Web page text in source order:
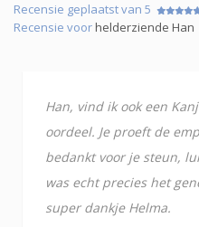
Recensie geplaatst van 5
Recensie voorhelderziende Han
Han, vind ik ook een
oordeel. Je proeft de
bedankt voor je steun,
was echt precies het
super dankje Helma.